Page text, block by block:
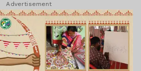
Advertisement